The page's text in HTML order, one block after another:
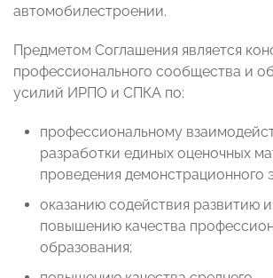
автомобилестроении.
Предметом Соглашения является
профессионального сообщества и
усилий ИРПО и СПКА по:
профессиональному
разработки единых оценочных
проведения демонстрационного
оказанию содействия развитию
повышению качества
образования;